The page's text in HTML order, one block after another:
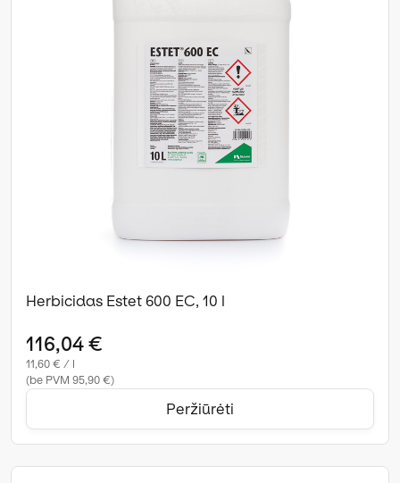
Herbicidas Estet 600 EC, 10 l
116,04 €
11,60 € / l
(be PVM 95,90 €)
Peržiūrėti